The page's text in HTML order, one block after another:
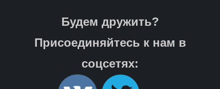
Будем дружить?
Присоединяйтесь к нам в
соцсетях: